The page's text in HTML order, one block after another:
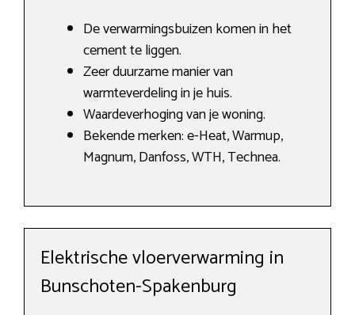
De verwarmingsbuizen komen in het
cement te liggen.
Zeer duurzame manier van
warmteverdeling in je huis.
Waardeverhoging van je woning.
Bekende merken: e-Heat, Warmup,
Magnum, Danfoss, WTH, Technea.
Elektrische vloerverwarming in
Bunschoten-Spakenburg